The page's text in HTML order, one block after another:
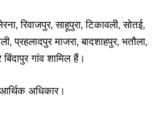
रिवाजपुर, साहूपुरा, टिकावली, सोतई,
प्रहलादपुर माजरा, बादशाहपुर, भतौला,
गांव शामिल हैं।